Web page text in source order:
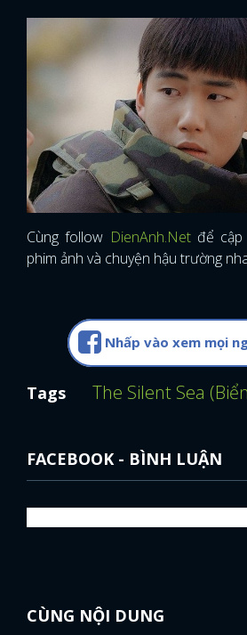
Cùng follow DienAnh.Net để
phim ảnh và chuyện hậu trường
Nhấp vào xem mọi
Tags The Silent Sea
FACEBOOK - BÌNH LUẬN
CÙNG NỘI DUNG